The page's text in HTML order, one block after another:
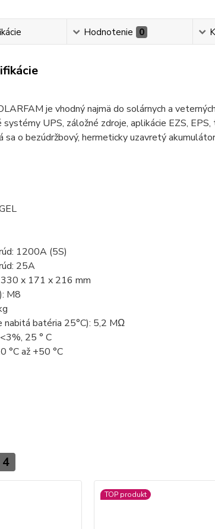
Hodnotenie 0
je vhodný najmä do solárnych a
UPS, záložné zdroje, aplikácie EZS,
sa o bezúdržbový, hermeticky uzavretý
1200A (5S)
25A
330 x 171 x 216 mm
M8
nabitá batéria 25°C): 5,2 MΩ
25 ° C
°C až +50 °C
4
TOP produkt